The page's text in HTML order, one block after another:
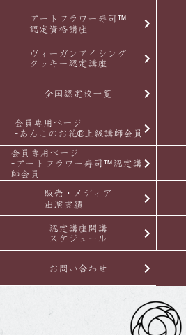
アートフラワー寿司™
認定資格講座
ヴィーガンアイシング
クッキー認定講座
全国認定校一覧
会員専用ページ
-あんこのお花®上級講師会員
会員専用ページ
-アートフラワー寿司™認定講
師会員
販売・メディア
出演実績
認定講座開講
スケジュール
お問い合わせ